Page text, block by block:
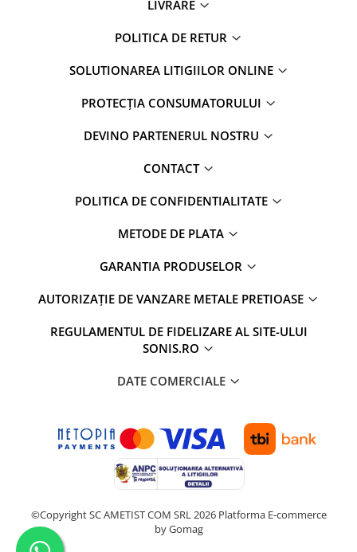
LIVRARE
POLITICA DE RETUR
SOLUTIONAREA LITIGIILOR ONLINE
PROTECȚIA CONSUMATORULUI
DEVINO PARTENERUL NOSTRU
CONTACT
POLITICA DE CONFIDENTIALITATE
METODE DE PLATA
GARANTIA PRODUSELOR
AUTORIZAȚIE DE VANZARE METALE PRETIOASE
REGULAMENTUL DE FIDELIZARE AL SITE-ULUI
SONIS.RO
DATE COMERCIALE
©Copyright SC AMETIST COM SRL 2026 Platforma E-commerce
by Gomag